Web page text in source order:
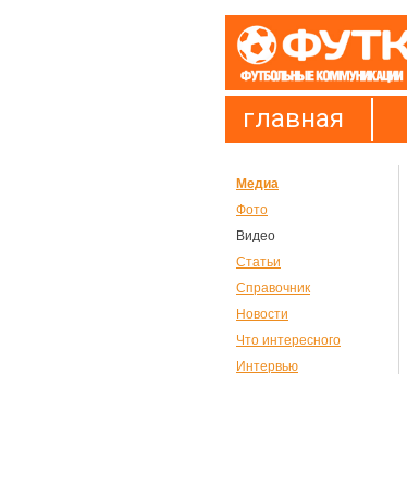
главная
Медиа
Фото
Видео
Статьи
Справочник
Новости
Что интересного
Интервью